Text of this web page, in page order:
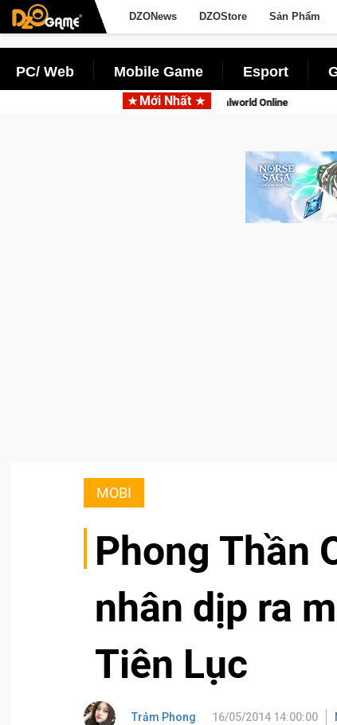
DZONews DZOStore Sản Phẩm
PC/ Web Mobile Game Esport
Mới NhấtNorse Saga Chính Thức Mở Cửa
MOBI
Phong Thần
nhân dịp ra
Tiên Lục
Trảm Phong 16/05/2014 14:00:00